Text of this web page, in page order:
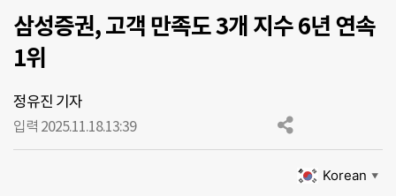
삼성증권, 고객 만족도 3개 지수 6년 연속
1위
정유진 기자
입력 2025.11.18.13:39
Korean ▼